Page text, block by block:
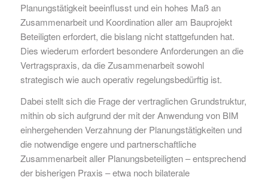
Planungstätigkeit beeinflusst und ein hohes Maß an
Zusammenarbeit und Koordination aller am Bauprojekt
Beteiligten erfordert, die bislang nicht stattgefunden hat.
Dies wiederum erfordert besondere Anforderungen an die
Vertragspraxis, da die Zusammenarbeit sowohl
strategisch wie auch operativ regelungsbedürftig ist.
Dabei stellt sich die Frage der vertraglichen Grundstruktur,
mithin ob sich aufgrund der mit der Anwendung von BIM
einhergehenden Verzahnung der Planungstätigkeiten und
die notwendige engere und partnerschaftliche
Zusammenarbeit aller Planungsbeteiligten – entsprechend
der bisherigen Praxis – etwa noch bilaterale